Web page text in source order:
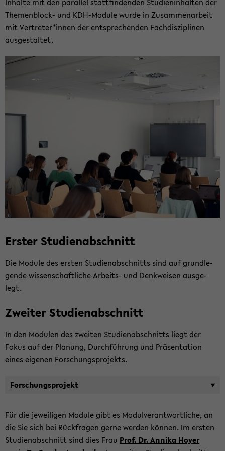
Themenblock-​ und KDH-​Module wurde in Zu­sam­men­ar­beit
mit Ver­tre­ter*innen der ent­spre­chen­den Fach­dis­zi­pli­nen
aus­ge­stal­tet.
Ers­ter Stu­di­en­ab­schnitt
Die Mo­du­le des ers­ten Stu­di­en­ab­schnitts sind auf grund­le­
gen­de wis­sen­schaft­li­che Arbeits-​ und Denk­wei­sen aus­ge­
legt.
Zwei­ter Stu­di­en­ab­schnitt
In den Mo­du­len des zwei­ten Stu­di­en­ab­schnitts liegt der
Fokus auf der Pla­nung, Durch­füh­rung und Prä­sen­ta­ti­on
eines ei­ge­nen For­schungs­pro­jekts.
For­schungs­pro­jekt
Für die je­wei­li­gen Mo­du­le gibt es Mo­dul­ver­ant­wort­li­che, an
die Sie sich bei Rück­fra­gen gerne wer­den kön­nen. Im ers­ten
Stu­di­en­ab­schnitt sind dies Frau Prof. Dr. An­ni­ka Hoyer